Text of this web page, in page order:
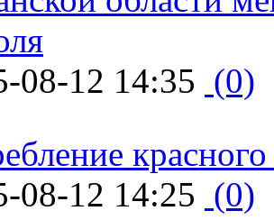
08-12 14:35 (0)
08-12 14:25 (0)